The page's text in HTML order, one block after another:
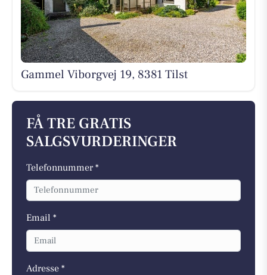
Gammel Viborgvej 19, 8381 Tilst
FÅ TRE GRATIS
SALGSVURDERINGER
Telefonnummer *
Email *
Adresse *